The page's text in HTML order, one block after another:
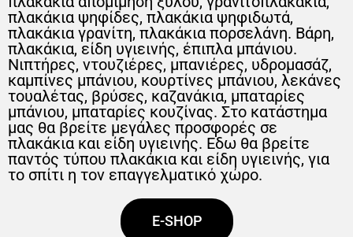
πλακάκια ψηφίδες, πλακάκια ψηφιδωτά,
πλακάκια γρανίτη, πλακάκια πορσελάνη. Βάρη,
πλακάκια, είδη υγιεινής, έπιπλα μπάνιου.
Νιπτήρες, ντουζιέρες, μπανιέρες, υδρομασάζ,
καμπίνες μπάνιου, κουρτίνες μπάνιου, λεκάνες
τουαλέτας, βρύσες, καζανάκια, μπαταρίες
μπάνιου, μπαταρίες κουζίνας. Στο κατάστημα
μας θα βρείτε μεγάλες προσφορές σε
πλακάκια και είδη υγιεινής. Εδω θα βρείτε
παντός τύπου πλακάκια και είδη υγιεινής, για
το σπίτι η τον επαγγελματικό χώρο.
E-SHOP